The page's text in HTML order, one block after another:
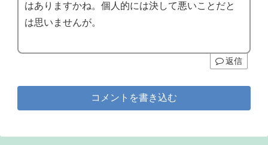
はありますかね。個人的には決して悪いことだと
は思いませんが。
返信
コメントを書き込む